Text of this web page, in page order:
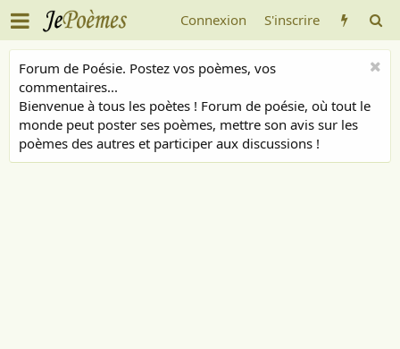
Connexion S'inscrire
Forum de Poésie. Postez vos poèmes, vos
commentaires...
Bienvenue à tous les poètes ! Forum de poésie, où tout le
monde peut poster ses poèmes, mettre son avis sur les
poèmes des autres et participer aux discussions !